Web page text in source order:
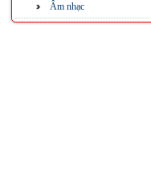
Âm nhạc